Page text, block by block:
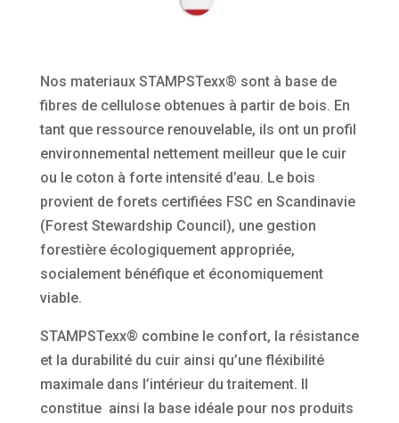
Nos materiaux STAMPSTexx® sont à base de
fibres de cellulose obtenues à partir de bois. En
tant que ressource renouvelable, ils ont un profil
environnemental nettement meilleur que le cuir
ou le coton à forte intensité d’eau. Le bois
provient de forets certifiées FSC en Scandinavie
(Forest Stewardship Council), une gestion
forestière écologiquement appropriée,
socialement bénéfique et économiquement
viable.
STAMPSTexx® combine le confort, la résistance
et la durabilité du cuir ainsi qu’une fléxibilité
maximale dans l’intérieur du traitement. Il
constitue ainsi la base idéale pour nos produits